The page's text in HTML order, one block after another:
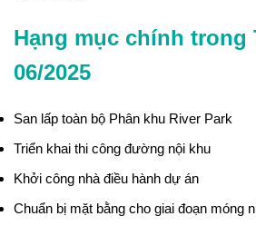
Hạng mục chính trong
06/2025
San lấp toàn bộ Phân khu River Park
Triển khai thi công đường nội khu
Khởi công nhà điều hành dự án
Chuẩn bị mặt bằng cho giai đoạn móng